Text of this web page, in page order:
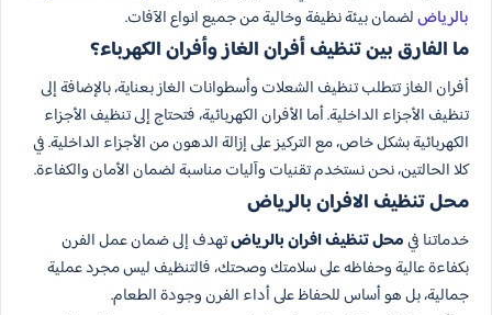
بالرياضلضمان بيئة نظيفة وخالية من جميع انواع الآفات.
ما الفارق بين تنظيف أفران الغاز وأفران الكهرباء؟
أفران الغاز تتطلب تنظيف الشعلات وأسطوانات الغاز بعناية، بالإضافة إلى
تنظيف الأجزاء الداخلية. أما الأفران الكهربائية، فتحتاج إلى تنظيف الأجزاء
الكهربائية بشكل خاص، مع التركيز على إزالة الدهون من الأجزاء الداخلية. في
كلا الحالتين، نحن نستخدم تقنيات وآليات مناسبة لضمان الأمان والكفاءة.
محل تنظيف الافران بالرياض
خدماتنا فيمحل تنظيف افران بالرياضتهدف إلى ضمان عمل الفرن
بكفاءة عالية وحفاظه على سلامتك وصحتك، فالتنظيف ليس مجرد عملية
جمالية، بل هو أساس للحفاظ على أداء الفرن وجودة الطعام.